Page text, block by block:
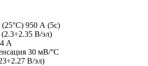
950 А (5с)
В/эл)
А
30 мВ/°С
В/эл)